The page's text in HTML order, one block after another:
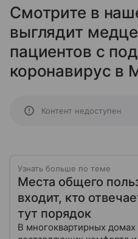
Смотрите в
выглядит
пациентов с
коронавирус в
Контент недоступен
Узнать больше по теме
Места общего
входит, кто
тут порядок
В многоквартирных